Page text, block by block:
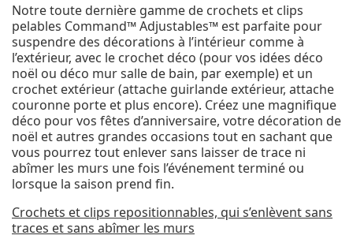
Notre toute dernière gamme de crochets et clips
pelables Command™ Adjustables™ est parfaite pour
suspendre des décorations à l’intérieur comme à
l’extérieur, avec le crochet déco (pour vos idées déco
noël ou déco mur salle de bain, par exemple) et un
crochet extérieur (attache guirlande extérieur, attache
couronne porte et plus encore). Créez une magnifique
déco pour vos fêtes d’anniversaire, votre décoration de
noël et autres grandes occasions tout en sachant que
vous pourrez tout enlever sans laisser de trace ni
abîmer les murs une fois l’événement terminé ou
lorsque la saison prend fin.
Crochets et clips repositionnables, qui s’enlèvent sans
traces et sans abîmer les murs